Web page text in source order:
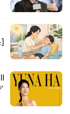
]